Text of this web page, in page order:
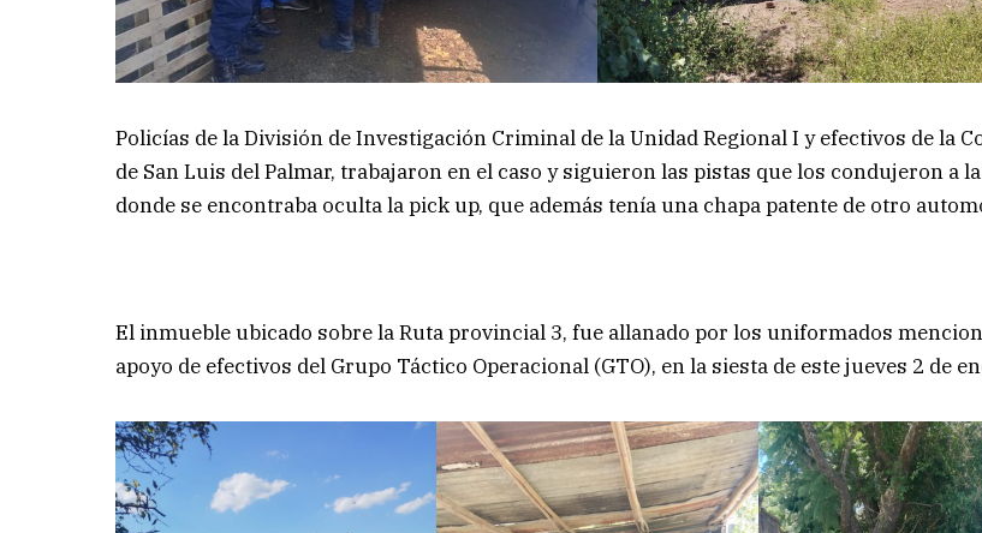
Policías de la División de Investigación Criminal de la Unidad Regional I y efectivos de la
de San Luis del Palmar, trabajaron en el caso y siguieron las pistas que los condujeron a
donde se encontraba oculta la pick up, que además tenía una chapa patente de otro
El inmueble ubicado sobre la Ruta provincial 3, fue allanado por los uniformados
apoyo de efectivos del Grupo Táctico Operacional (GTO), en la siesta de este jueves 2 de